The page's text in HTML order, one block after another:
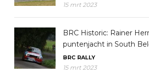
15 mrt 2023
BRC Historic: Rainer
puntenjacht in South
BRC RALLY
15 mrt 2023